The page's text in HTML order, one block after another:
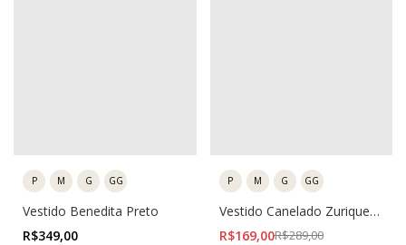
P M G GG
Vestido Benedita Preto
R$349,00
P M G GG
Vestido Canelado Zurique
Preto
R$169,00R$289,00